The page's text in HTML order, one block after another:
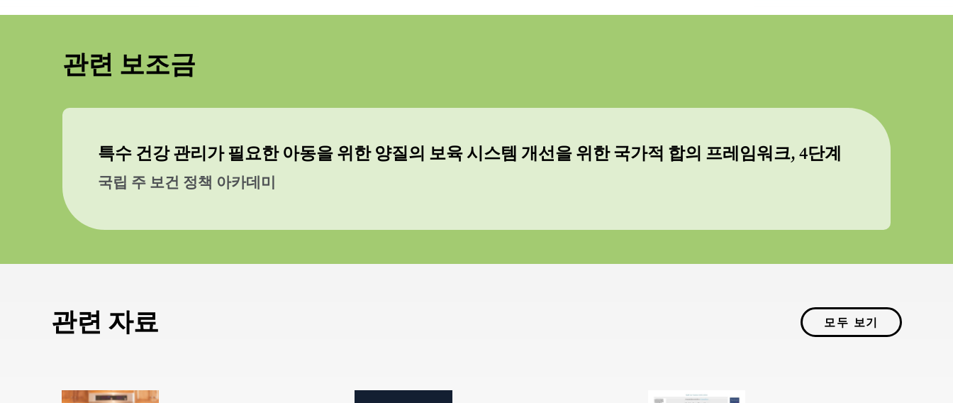
관련 보조금
특수 건강 관리가 필요한 아동을 위한 양질의 보육 시스템 개선을 위한 국가적 합의 프레임워크, 4단계
국립 주 보건 정책 아카데미
관련 자료 모두 보기